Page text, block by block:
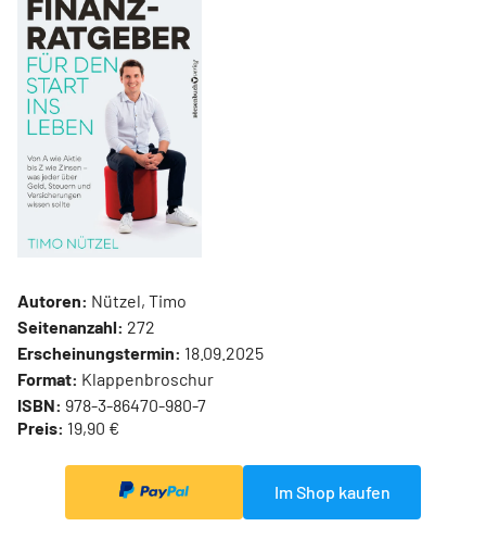
Autoren: Nützel, Timo
Seitenanzahl: 272
Erscheinungstermin: 18.09.2025
Format: Klappenbroschur
ISBN: 978-3-86470-980-7
Preis: 19,90 €
Im Shop kaufen